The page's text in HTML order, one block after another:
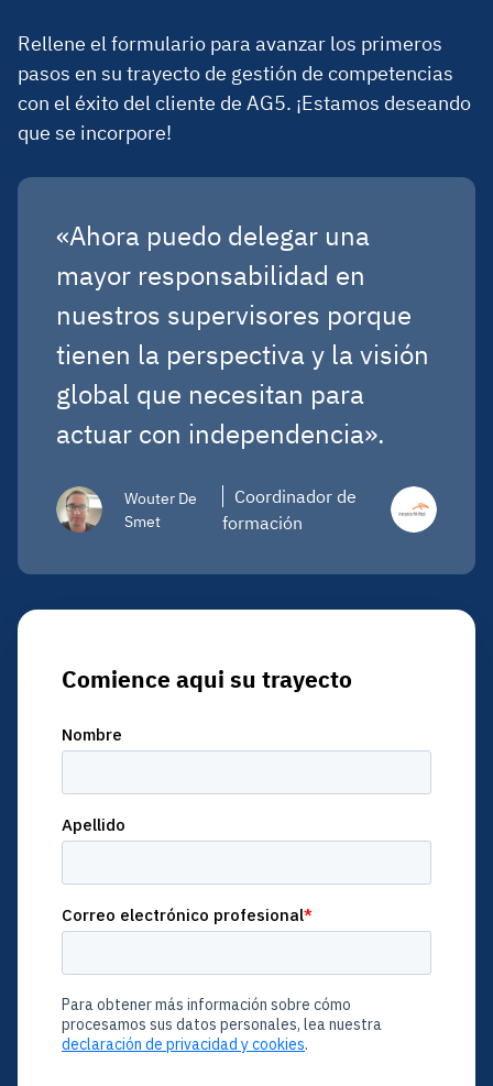
Rellene el formulario para avanzar los primeros
pasos en su trayecto de gestión de competencias
con el éxito del cliente de AG5. ¡Estamos deseando
que se incorpore!
«Ahora puedo delegar una
mayor responsabilidad en
nuestros supervisores porque
tienen la perspectiva y la visión
global que necesitan para
actuar con independencia».
Wouter De
Smet
Coordinador de
formación
Comience aqui su trayecto